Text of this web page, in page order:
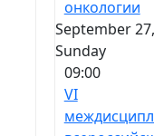
онкологии
September
Sunday
09:00
VI